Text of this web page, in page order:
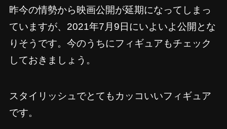
昨今の情勢から映画公開が延期になってしまっ
ていますが、2021年7月9日にいよいよ公開とな
りそうです。今のうちにフィギュアもチェック
しておきましょう。
スタイリッシュでとてもカッコいいフィギュア
です。